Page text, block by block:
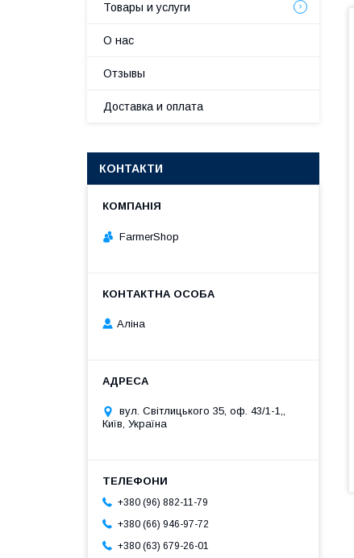
Товары и услуги
О нас
Отзывы
Доставка и оплата
КОНТАКТИ
FarmerShop
Аліна
вул. Світлицького 35, оф. 43/1-1,,
Київ, Україна
+380 (96) 882-11-79
+380 (66) 946-97-72
+380 (63) 679-26-01